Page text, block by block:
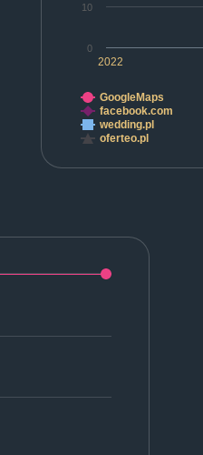
2022
0
10
GoogleMaps
facebook.com
wedding.pl
oferteo.pl